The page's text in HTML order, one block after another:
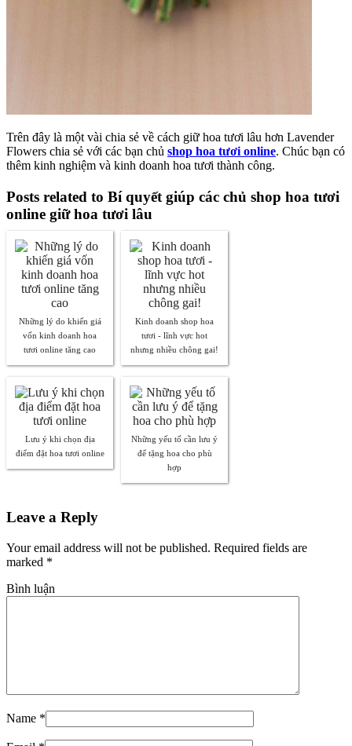
Trên đây là một vài chia sẻ về cách giữ hoa tươi lâu hơn Lavender
Flowers chia sẻ với các bạn chủ shop hoa tươi online. Chúc bạn có
thêm kinh nghiệm và kinh doanh hoa tươi thành công.
Posts related to Bí quyết giúp các chủ shop hoa tươi
online giữ hoa tươi lâu
Những lý do khiến giá
vốn kinh doanh hoa
tươi online tăng cao
Kinh doanh shop hoa
tươi - lĩnh vực hot
nhưng nhiều chông gai!
Lưu ý khi chọn địa
điểm đặt hoa tươi online
Những yếu tố cần lưu ý
để tặng hoa cho phù
hợp
Leave a Reply
Your email address will not be published. Required fields are
marked *
Bình luận
Name *